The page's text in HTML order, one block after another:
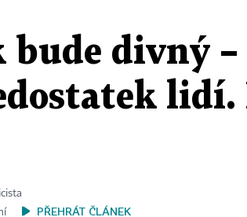
divný –
PŘEHRÁT ČLÁNEK